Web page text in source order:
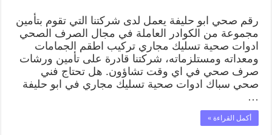
رقم صحي ابو حليفة يعمل لدى شركتنا التي تقوم بتأمين
مجموعة من الكوادر العاملة في مجال الصرف الصحي
ادوات صحية تسليك مجاري تركيب اطقم الجمامات
ومعداته ومستلزماته، شركتنا قادرة على تأمين ورشات
صرف صحي في اي وقت تشاؤون. هل تحتاج فني
صحي سباك ادوات صحية تسليك مجاري في ابو حليفة
…
أكمل القراءة »